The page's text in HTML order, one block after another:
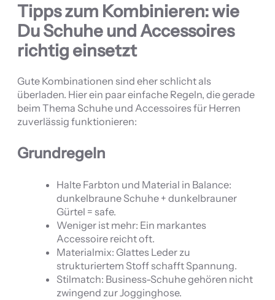
Tipps zum Kombinieren: wie
Du Schuhe und Accessoires
richtig einsetzt
Gute Kombinationen sind eher schlicht als
überladen. Hier ein paar einfache Regeln, die gerade
beim Thema Schuhe und Accessoires für Herren
zuverlässig funktionieren:
Grundregeln
Halte Farbton und Material in Balance:
dunkelbraune Schuhe + dunkelbrauner
Gürtel = safe.
Weniger ist mehr: Ein markantes
Accessoire reicht oft.
Materialmix: Glattes Leder zu
strukturiertem Stoff schafft Spannung.
Stilmatch: Business-Schuhe gehören nicht
zwingend zur Jogginghose.